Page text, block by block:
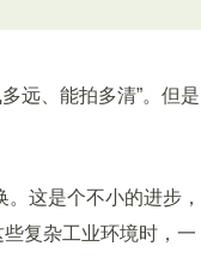
远、能拍多清”。但是
这是个不小的进步，
复杂工业环境时，一